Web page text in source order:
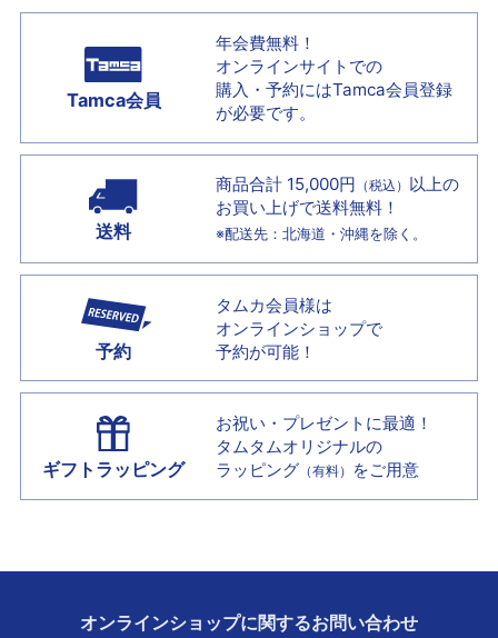
Tamca会員
年会費無料！
オンラインサイトでの
購入・予約にはTamca会員登録
が必要です。
送料
商品合計 15,000円 （税込） 以上の
お買い上げで送料無料！
※配送先：北海道・沖縄を除く。
予約
タムカ会員様は
オンラインショップで
予約が可能！
ギフトラッピング
お祝い・プレゼントに最適！
タムタムオリジナルの
ラッピング （有料） をご用意
オンラインショップに関するお問い合わせ